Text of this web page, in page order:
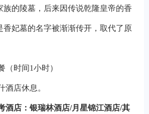
族的陵墓，后来因传说乾隆皇帝的香
香妃墓的名字被渐渐传开，取代了原
（时间1小时）
酒店休息。
酒店：银瑞林酒店/月星锦江酒店/其